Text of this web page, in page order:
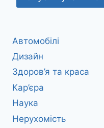
Автомобілі
Дизайн
Здоров’я та краса
Кар’єра
Наука
Нерухомість